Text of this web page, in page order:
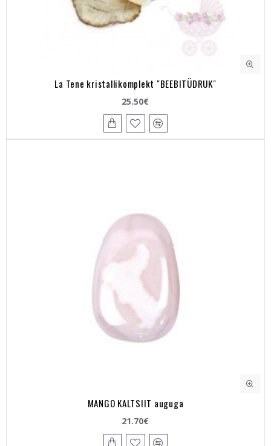
La Tene kristallikomplekt "BEEBITÜDRUK"
25.50€
MANGO KALTSIIT auguga
21.70€